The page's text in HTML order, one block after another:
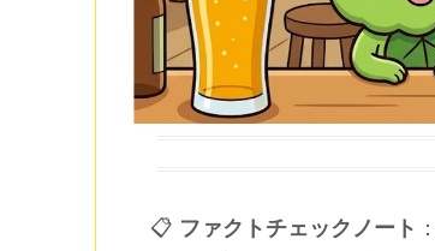
📋 ファクトチェックノート